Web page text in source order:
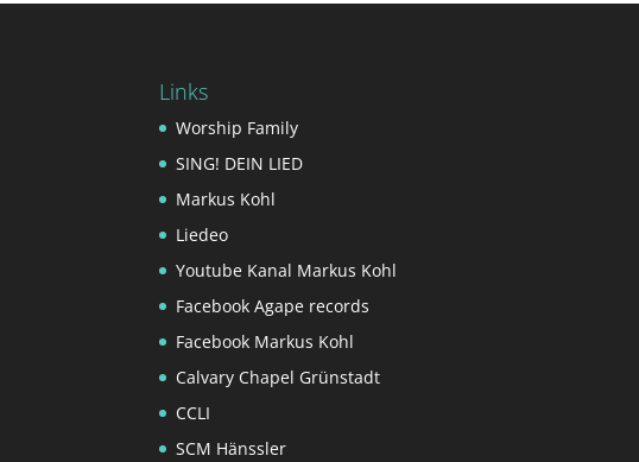
Links
Worship Family
SING! DEIN LIED
Markus Kohl
Liedeo
Youtube Kanal Markus Kohl
Facebook Agape records
Facebook Markus Kohl
Calvary Chapel Grünstadt
CCLI
SCM Hänssler